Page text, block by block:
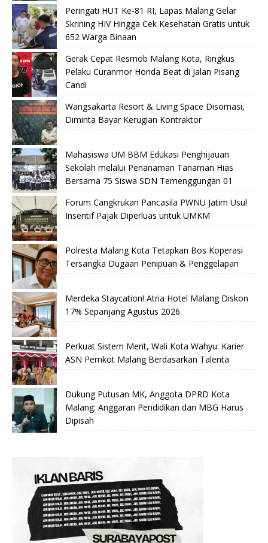
Peringati HUT Ke-81 RI, Lapas Malang Gelar
Skrining HIV Hingga Cek Kesehatan Gratis untuk
652 Warga Binaan
Gerak Cepat Resmob Malang Kota, Ringkus
Pelaku Curanmor Honda Beat di Jalan Pisang
Candi
Wangsakarta Resort & Living Space Disomasi,
Diminta Bayar Kerugian Kontraktor
Mahasiswa UM BBM Edukasi Penghijauan
Sekolah melalui Penanaman Tanaman Hias
Bersama 75 Siswa SDN Temenggungan 01
Forum Cangkrukan Pancasila PWNU Jatim Usul
Insentif Pajak Diperluas untuk UMKM
Polresta Malang Kota Tetapkan Bos Koperasi
Tersangka Dugaan Penipuan & Penggelapan
Merdeka Staycation! Atria Hotel Malang Diskon
17% Sepanjang Agustus 2026
Perkuat Sistem Merit, Wali Kota Wahyu: Karier
ASN Pemkot Malang Berdasarkan Talenta
Dukung Putusan MK, Anggota DPRD Kota
Malang: Anggaran Pendidikan dan MBG Harus
Dipisah